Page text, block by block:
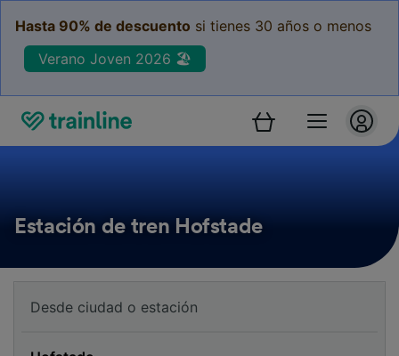
Hasta 90% de descuento si tienes 30 años o menos
Verano Joven 2026 🏖️
Estación de tren Hofstade